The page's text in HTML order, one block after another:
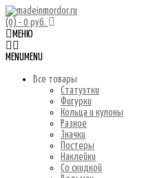
(0) - 0 руб.
МЕНЮ
MENU MENU
Все товары
Статуэтки
Фигурки
Кольца и кулоны
Разное
Значки
Постеры
Наклейки
Со скидкой